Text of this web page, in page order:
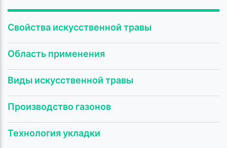
Свойства искусственной травы
Область применения
Виды искусственной травы
Производство газонов
Технология укладки